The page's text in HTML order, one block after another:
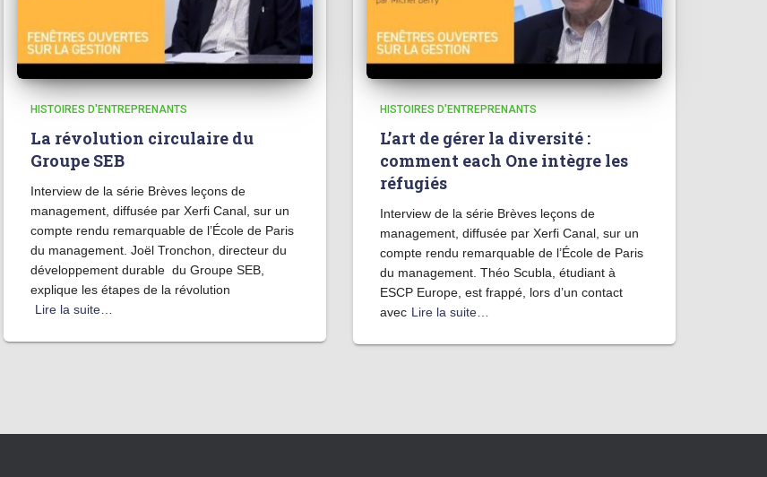
HISTOIRES D'ENTREPRENANTS
La révolution circulaire du
Groupe SEB
Interview de la série Brèves leçons de
management, diffusée par Xerfi Canal, sur un
compte rendu remarquable de l’École de Paris
du management. Joël Tronchon, directeur du
développement durable du Groupe SEB,
explique les étapes de la révolution
Lire la suite…
HISTOIRES D'ENTREPRENANTS
L’art de gérer la diversité :
comment each One intègre les
réfugiés
Interview de la série Brèves leçons de
management, diffusée par Xerfi Canal, sur un
compte rendu remarquable de l’École de Paris
du management. Théo Scubla, étudiant à
ESCP Europe, est frappé, lors d’un contact
avec Lire la suite…